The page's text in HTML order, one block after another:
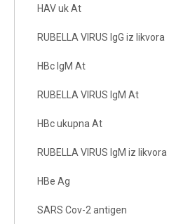
HAV uk At
RUBELLA VIRUS IgG iz likvora
HBc IgM At
RUBELLA VIRUS IgM At
HBc ukupna At
RUBELLA VIRUS IgM iz likvora
HBe Ag
SARS Cov-2 antigen